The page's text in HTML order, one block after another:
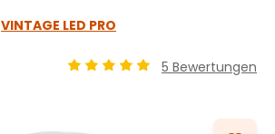
VINTAGE LED PRO
5 Bewertungen